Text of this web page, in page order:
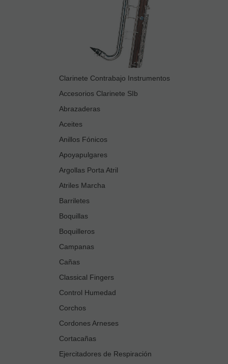
Clarinete Contrabajo Instrumentos
Accesorios Clarinete SIb
Abrazaderas
Aceites
Anillos Fónicos
Apoyapulgares
Argollas Porta Atril
Atriles Marcha
Barriletes
Boquillas
Boquilleros
Campanas
Cañas
Classical Fingers
Control Humedad
Corchos
Cordones Arneses
Cortacañas
Ejercitadores de Respiración